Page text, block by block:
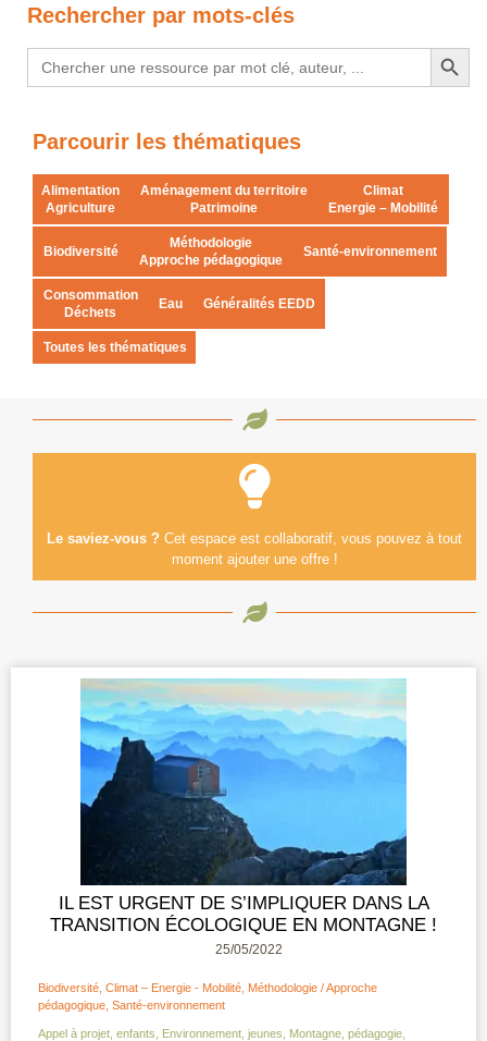
Rechercher par mots-clés
Search
for:
Search Button
Parcourir les thématiques
Alimentation
Agriculture
Aménagement du territoire
Patrimoine
Climat
Energie – Mobilité
Biodiversité
Méthodologie
Approche pédagogique
Santé-environnement
Consommation
Déchets
Eau Généralités EEDD
Toutes les thématiques
Le saviez-vous ? Cet espace est collaboratif, vous pouvez à tout
moment ajouter une offre !
IL EST URGENT DE S’IMPLIQUER DANS LA
TRANSITION ÉCOLOGIQUE EN MONTAGNE !
25/05/2022
Biodiversité Climat – Energie - Mobilité Méthodologie / Approche
pédagogique Santé-environnement
Appel à projet enfants Environnement jeunes Montagne pédagogie